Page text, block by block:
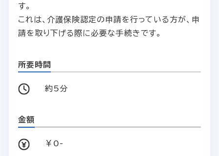
す。
これは、介護保険認定の申請を行っている方が、申
請を取り下げる際に必要な手続きです。
所要時間
約5分
金額
￥0-